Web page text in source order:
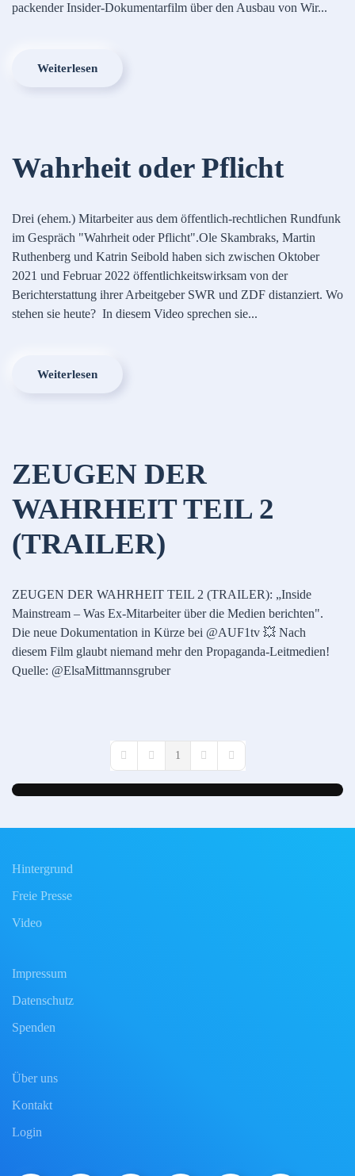
packender Insider-Dokumentarfilm über den Ausbau von Wir...
Weiterlesen
Wahrheit oder Pflicht
Drei (ehem.) Mitarbeiter aus dem öffentlich-rechtlichen Rundfunk
im Gespräch "Wahrheit oder Pflicht".Ole Skambraks, Martin
Ruthenberg und Katrin Seibold haben sich zwischen Oktober
2021 und Februar 2022 öffentlichkeitswirksam von der
Berichterstattung ihrer Arbeitgeber SWR und ZDF distanziert. Wo
stehen sie heute? In diesem Video sprechen sie...
Weiterlesen
ZEUGEN DER
WAHRHEIT TEIL 2
(TRAILER)
ZEUGEN DER WAHRHEIT TEIL 2 (TRAILER): „Inside
Mainstream – Was Ex-Mitarbeiter über die Medien berichten".
Die neue Dokumentation in Kürze bei @AUF1tv 💥 Nach
diesem Film glaubt niemand mehr den Propaganda-Leitmedien!
Quelle: @ElsaMittmannsgruber
First PagePrevious Page
1
Next PageLast Page
Hintergrund
Freie Presse
Video
Impressum
Datenschutz
Spenden
Über uns
Kontakt
Login